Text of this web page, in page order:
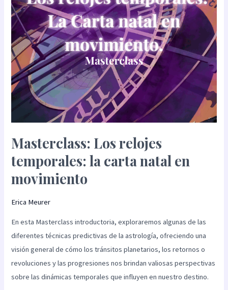
Masterclass: Los relojes
temporales: la carta natal en
movimiento
Erica Meurer
En esta Masterclass introductoria, exploraremos algunas de las
diferentes técnicas predictivas de la astrología, ofreciendo una
visión general de cómo los tránsitos planetarios, los retornos o
revoluciones y las progresiones nos brindan valiosas perspectivas
sobre las dinámicas temporales que influyen en nuestro destino.
natal
en
movimiento